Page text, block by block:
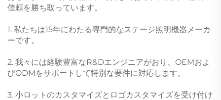
信頼を勝ち取っています。
1. 私たちは15年にわたる専門的なステージ照明機器メーカ
ーです。
2. 我々には経験豊富なR&Dエンジニアがおり、OEMおよ
びODMをサポートして特別な要件に対応します。
3. 小ロットのカスタマイズとロゴカスタマイズを受け付け